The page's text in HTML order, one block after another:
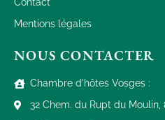
Mentions légales
NOUS CONTACTER
Chambre d'hôtes Vosges :
32 Chem. du Rupt du Moulin,